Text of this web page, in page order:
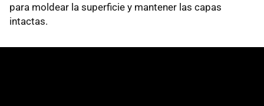
para moldear la superficie y mantener las capas
intactas.